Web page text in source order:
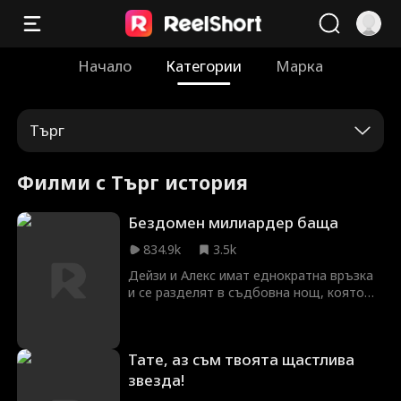
Начало Категории Марка
Търг
Филми с Търг история
Бездомен милиардер баща
834.9k
3.5k
Дейзи и Алекс имат еднократна връзка
и се разделят в съдбовна нощ, която
паметта си. Пет години по-късно Дейзи
среща бездомния Алекс, а дъщеря й
Попи настоява, че той е баща й. Кога
Тате, аз съм твоята щастлива
звезда!